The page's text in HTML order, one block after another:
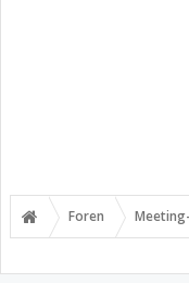
Foren